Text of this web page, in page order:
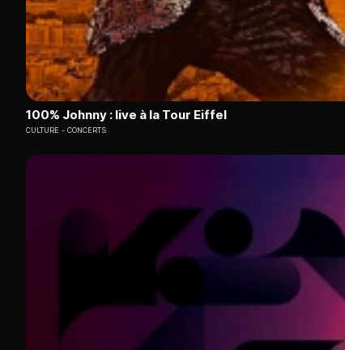
100% Johnny : live à la Tour Eiffel
CULTURE CONCERTS